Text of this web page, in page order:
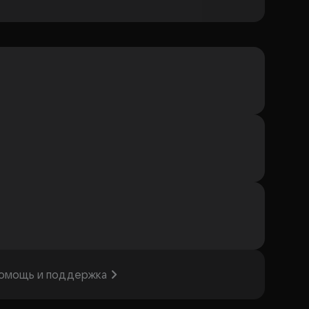
и поддержка